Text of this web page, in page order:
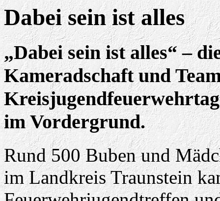
Dabei sein ist alles
„Dabei sein ist alles“ –
Kameradschaft und
im Vordergrund.
Rund 500 Buben und
im Landkreis Traunstein